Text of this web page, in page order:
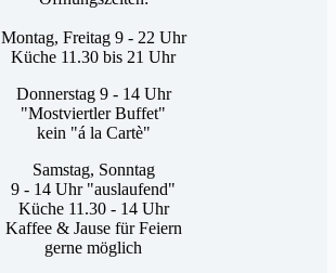
Montag, Freitag 9 - 22 Uhr
Küche 11.30 bis 21 Uhr
Donnerstag 9 - 14 Uhr
"Mostviertler Buffet"
kein "á la Cartè"
Samstag, Sonntag
9 - 14 Uhr "auslaufend"
Küche 11.30 - 14 Uhr
Kaffee & Jause für Feiern
gerne möglich